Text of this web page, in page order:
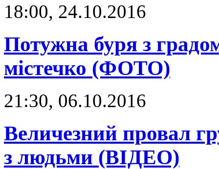
18:00, 24.10.2016
Потужна буря з
містечко (ФОТО)
21:30, 06.10.2016
Величезний провал
з людьми (ВІДЕО)